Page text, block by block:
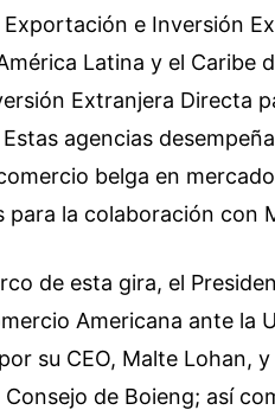
Exportación e Inversión
Latina y el Caribe
Extranjera Directa
agencias
belga en
para la colaboración con
de esta gira, el
Americana ante la
su CEO, Malte Lohan,
de Boieng; así